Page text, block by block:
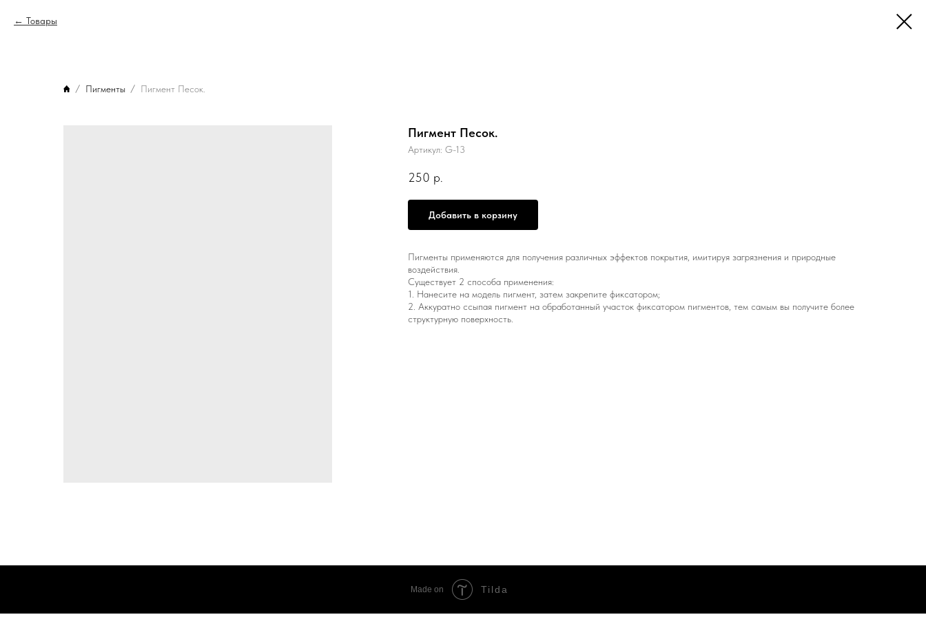
Товары
Пигменты Пигмент Песок.
Пигмент Песок.
Артикул: G-13
250 р.
Добавить в корзину
Пигменты применяются для получения различных эффектов покрытия, имитируя загрязнения и природные
воздействия.
Существует 2 способа применения:
1. Нанесите на модель пигмент, затем закрепите фиксатором;
2. Аккуратно ссыпая пигмент на обработанный участок фиксатором пигментов, тем самым вы получите более
структурную поверхность.
Made on Tilda